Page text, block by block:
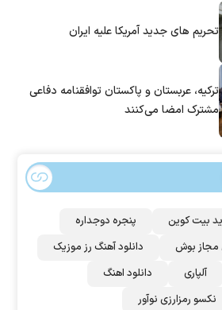
تحریم های جدید آمریکا علیه ایران
ترکیه، عربستان و پاکستان توافقنامه دفاعی
مشترک امضا می‌کنند
بیت کوین
پنجره دوجداره
مجاز بوش
دانلود آهنگ رز‌ موزیک
آلپاری
دانلود اهنگ
نکسو رمزارزی نوآور